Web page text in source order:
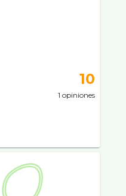
10
1 opiniones